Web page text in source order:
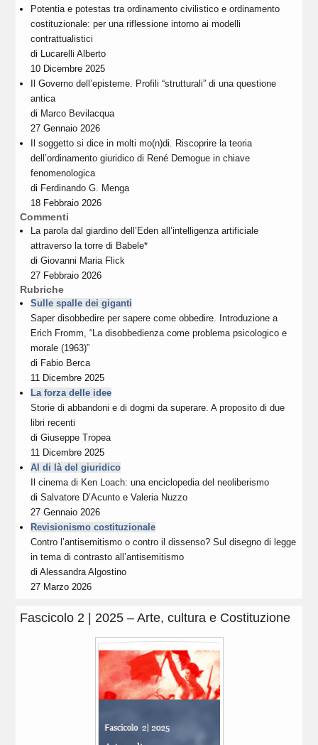
Potentia e potestas tra ordinamento civilistico e ordinamento
costituzionale: per una riflessione intorno ai modelli
contrattualistici
di Lucarelli Alberto
10 Dicembre 2025
Il Governo dell’episteme. Profili “strutturali” di una questione
antica
di Marco Bevilacqua
27 Gennaio 2026
Il soggetto si dice in molti mo(n)di. Riscoprire la teoria
dell’ordinamento giuridico di René Demogue in chiave
fenomenologica
di Ferdinando G. Menga
18 Febbraio 2026
Commenti
La parola dal giardino dell’Eden all’intelligenza artificiale
attraverso la torre di Babele*
diGiovanni Maria Flick
27 Febbraio 2026
Rubriche
Sulle spalle dei giganti
Saper disobbedire per sapere come obbedire. Introduzione a
Erich Fromm, “La disobbedienza come problema psicologico e
morale (1963)”
di Fabio Berca
11 Dicembre 2025
La forza delle idee
Storie di abbandoni e di dogmi da superare. A proposito di due
libri recenti
diGiuseppe Tropea
11 Dicembre 2025
Al di là del giuridico
Il cinema di Ken Loach: una enciclopedia del neoliberismo
diSalvatore D’Acunto eValeria Nuzzo
27 Gennaio 2026
Revisionismo costituzionale
Contro l’antisemitismo o contro il dissenso? Sul disegno di legge
in tema di contrasto all’antisemitismo
diAlessandra Algostino
27 Marzo 2026
Fascicolo 2 | 2025 – Arte, cultura e Costituzione